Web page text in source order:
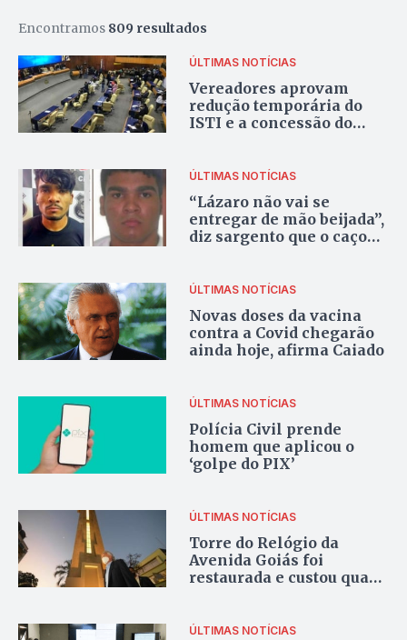
Encontramos 809 resultados
ÚLTIMAS NOTÍCIAS
Vereadores aprovam
redução temporária do
ISTI e a concessão do
ÚLTIMAS NOTÍCIAS
“Lázaro não vai se
entregar de mão beijada”,
diz sargento que o caçou
ÚLTIMAS NOTÍCIAS
Novas doses da vacina
contra a Covid chegarão
ainda hoje, afirma Caiado
ÚLTIMAS NOTÍCIAS
Polícia Civil prende
homem que aplicou o
‘golpe do PIX’
ÚLTIMAS NOTÍCIAS
Torre do Relógio da
Avenida Goiás foi
restaurada e custou quase
ÚLTIMAS NOTÍCIAS